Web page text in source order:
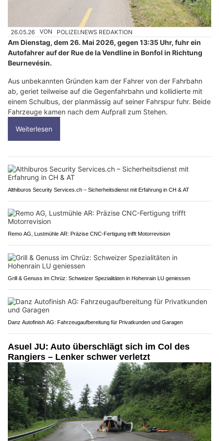
26.05.26 VON POLIZEI.NEWS REDAKTION
Am Dienstag, dem 26. Mai 2026, gegen 13:35 Uhr, fuhr ein
Autofahrer auf der Rue de la Vendline in Bonfol in Richtung
Beurnevésin.
Aus unbekannten Gründen kam der Fahrer von der Fahrbahn
ab, geriet teilweise auf die Gegenfahrbahn und kollidierte mit
einem Schulbus, der planmässig auf seiner Fahrspur fuhr. Beide
Fahrzeuge kamen nach dem Aufprall zum Stehen.
Weiterlesen
Althiburos Security Services.ch – Sicherheitsdienst mit Erfahrung in CH & AT
Remo AG, Lustmühle AR: Präzise CNC-Fertigung trifft Motorrevision
Grill & Genuss im Chrüz: Schweizer Spezialitäten in Hohenrain LU geniessen
Danz Autofinish AG: Fahrzeugaufbereitung für Privatkunden und Garagen
Asuel JU: Auto überschlägt sich im Col des
Rangiers – Lenker schwer verletzt